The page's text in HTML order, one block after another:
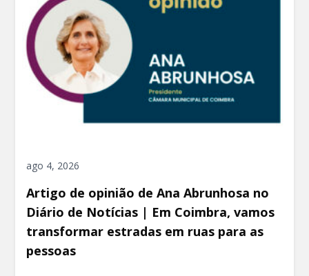
ago 4, 2026
Artigo de opinião de Ana Abrunhosa no
Diário de Notícias | Em Coimbra, vamos
transformar estradas em ruas para as
pessoas